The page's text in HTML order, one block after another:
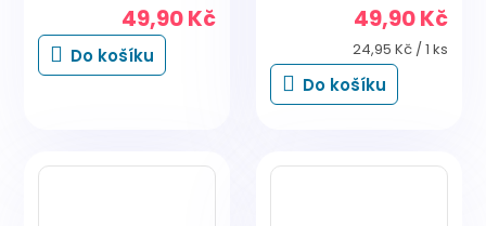
49,90 Kč
Do košíku
49,90 Kč
Měrná
cena:
24,95 Kč / 1 ks
Do košíku